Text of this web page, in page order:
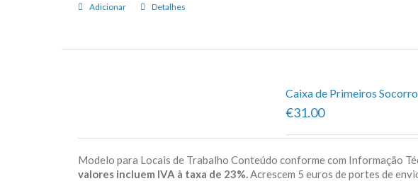
Adicionar Detalhes
Caixa de Primeiros
€31.00
Modelo para Locais de Trabalho Conteúdo conforme com Informação
valores incluem IVA à taxa de 23%. Acrescem 5 euros de portes de